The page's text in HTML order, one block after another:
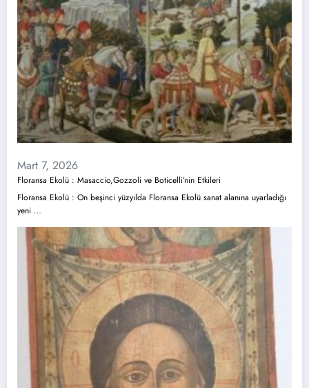
Mart 7, 2026
Floransa Ekolü : Masaccio,Gozzoli ve Boticelli’nin Etkileri
Floransa Ekolü : On beşinci yüzyılda Floransa Ekolü sanat alanına uyarladığı
yeni …